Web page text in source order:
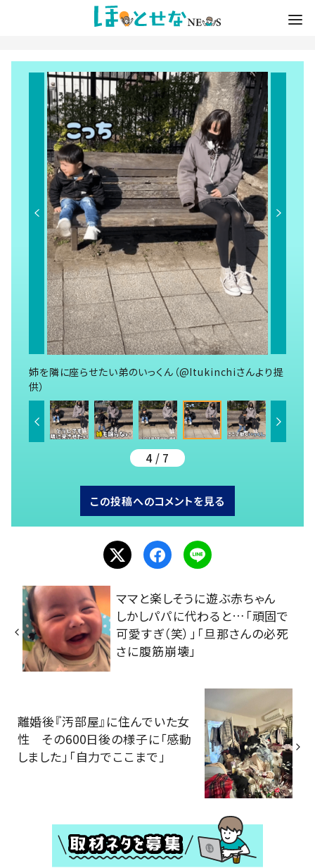
姉を隣に座らせたい弟のいっくん（@Itukinchiさんより提
供）
4 / 7
この投稿へのコメントを見る
ママと楽しそうに遊ぶ赤ちゃん
しかしパパに代わると…「頑固で
可愛すぎ（笑）」「旦那さんの必死
さに腹筋崩壊」
離婚後『汚部屋』に住んでいた女
性 その600日後の様子に「感動
しました」「自力でここまで」